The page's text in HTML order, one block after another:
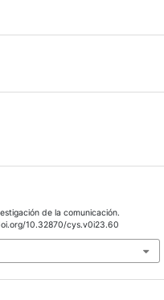
de la comunicación.
10.32870/cys.v0i23.60